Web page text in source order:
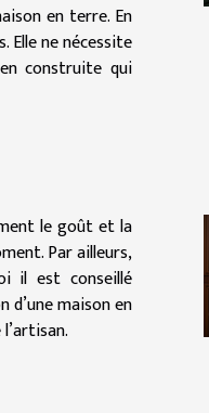
en terre. En
ne nécessite
construite qui
le goût et la
Par ailleurs,
il est conseillé
maison en